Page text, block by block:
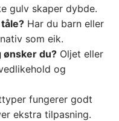
gulv skaper dybde.
Har du barn eller
som eik.
ønsker du? Oljet eller
og
fungerer godt
ekstra tilpasning.